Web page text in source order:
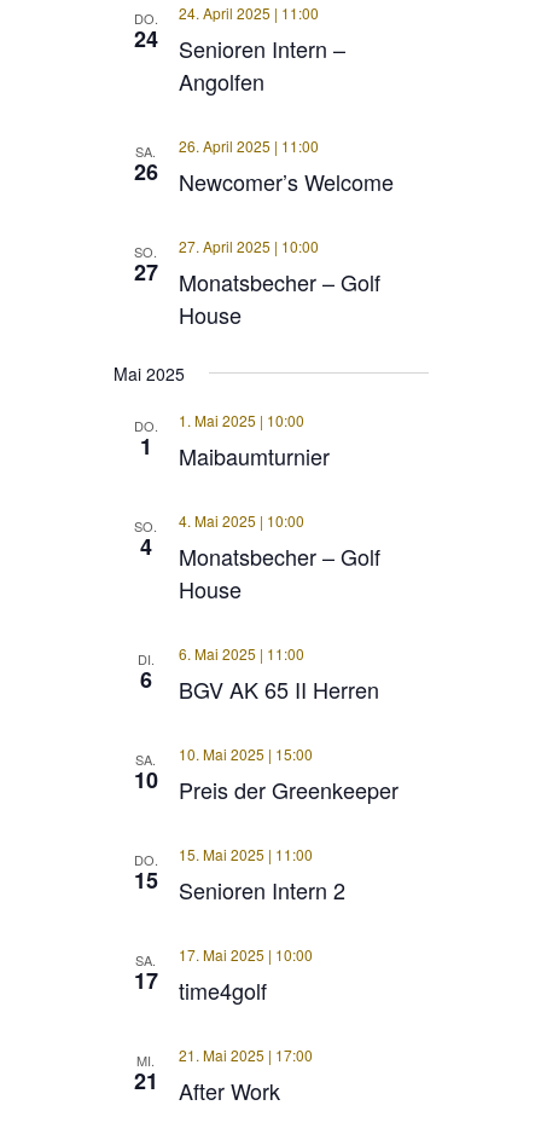
DO.
24
Senioren Intern –
Angolfen
24. April 2025 | 11:00
SA.
26 Newcomer’s Welcome
26. April 2025 | 11:00
SO.
27
Monatsbecher – Golf
House
27. April 2025 | 10:00
Mai 2025
DO.
1 Maibaumturnier
1. Mai 2025 | 10:00
SO.
4
Monatsbecher – Golf
House
4. Mai 2025 | 10:00
DI.
6 BGV AK 65 II Herren
6. Mai 2025 | 11:00
SA.
10 Preis der Greenkeeper
10. Mai 2025 | 15:00
DO.
15 Senioren Intern 2
15. Mai 2025 | 11:00
SA.
17 time4golf
17. Mai 2025 | 10:00
MI.
21 After Work
21. Mai 2025 | 17:00